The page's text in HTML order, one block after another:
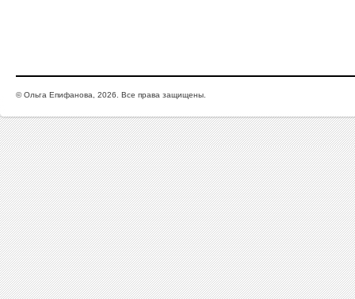
© Ольга Епифанова, 2026. Все права защищены.